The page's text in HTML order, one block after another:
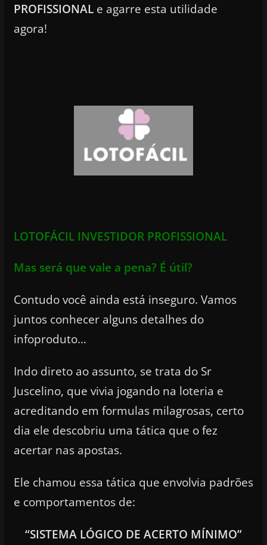
PROFISSIONALe agarre esta utilidade
agora!
LOTOFÁCIL INVESTIDOR PROFISSIONAL
Mas será que vale a pena? É útil?
Contudo você ainda está inseguro. Vamos
juntos conhecer alguns detalhes do
infoproduto…
Indo direto ao assunto, se trata do Sr
Juscelino, que vivia jogando na loteria e
acreditando em formulas milagrosas, certo
dia ele descobriu uma tática que o fez
acertar nas apostas.
Ele chamou essa tática que envolvia padrões
e comportamentos de:
“SISTEMA LÓGICO DE ACERTO MÍNIMO”